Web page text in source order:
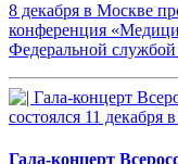
8 декабря в Москве
конференция
Федеральной
Гала-концерт